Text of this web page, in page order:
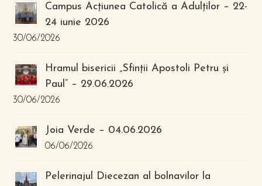
Campus Acțiunea Catolică a Adulților – 22-
24 iunie 2026
30/06/2026
Hramul bisericii „Sfinții Apostoli Petru și
Paul” – 29.06.2026
30/06/2026
Joia Verde – 04.06.2026
06/06/2026
Pelerinajul Diecezan al bolnavilor la